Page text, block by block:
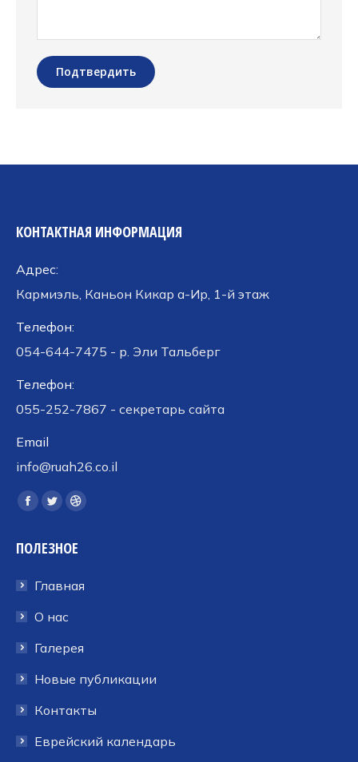
Подтвердить
КОНТАКТНАЯ ИНФОРМАЦИЯ
Адрес:
Кармиэль, Каньон Кикар а-Ир, 1-й этаж
Телефон:
054-644-7475 - р. Эли Тальберг
Телефон:
055-252-7867 - секретарь сайта
Email
info@ruah26.co.il
Ищите нас:
Страница
открывается
новом
окне
Страница
открывается
новом
окне
Страница
открывается
новом
ПОЛЕЗНОЕ
Главная
О нас
Галерея
Новые публикации
Контакты
Еврейский календарь